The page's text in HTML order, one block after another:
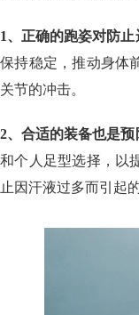
1、正确的跑姿对防止
保持稳定，推动身体
关节的冲击。
2、合适的装备也是预
和个人足型选择，以
止因汗液过多而引起